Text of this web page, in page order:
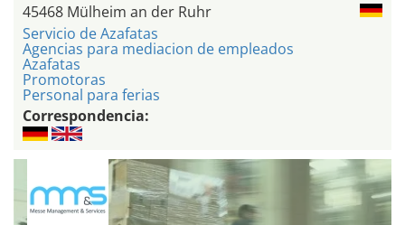
45468 Mülheim an der Ruhr
Servicio de Azafatas
Agencias para mediacion de empleados
Azafatas
Promotoras
Personal para ferias
Correspondencia: